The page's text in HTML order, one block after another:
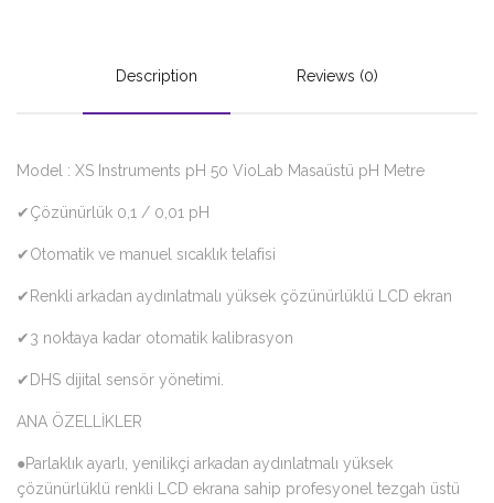
Description Reviews (0)
Model : XS Instruments pH 50 VioLab Masaüstü pH Metre
✔Çözünürlük 0,1 / 0,01 pH
✔Otomatik ve manuel sıcaklık telafisi
✔Renkli arkadan aydınlatmalı yüksek çözünürlüklü LCD ekran
✔3 noktaya kadar otomatik kalibrasyon
✔DHS dijital sensör yönetimi.
ANA ÖZELLİKLER
●Parlaklık ayarlı, yenilikçi arkadan aydınlatmalı yüksek
çözünürlüklü renkli LCD ekrana sahip profesyonel tezgah üstü